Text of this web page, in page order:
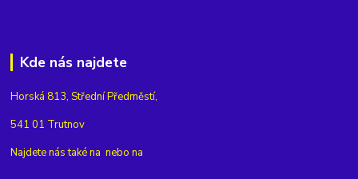
Kde nás najdete
Horská 813, Střední Předměstí,
541 01 Trutnov
Najdete nás také na nebo na